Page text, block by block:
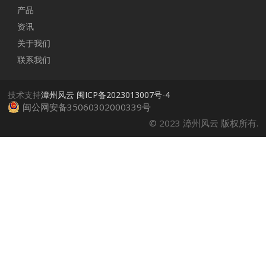
产品
资讯
关于我们
联系我们
技术支持漳州风云 闽ICP备2023013007号-4
闽公网安备35060302000339号
© 2023 漳州风云 版权所有.